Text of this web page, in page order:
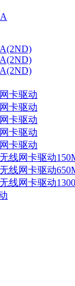
卡驱动
卡驱动
卡驱动
卡驱动
卡驱动
线网卡驱动
线网卡驱动
线网卡驱动